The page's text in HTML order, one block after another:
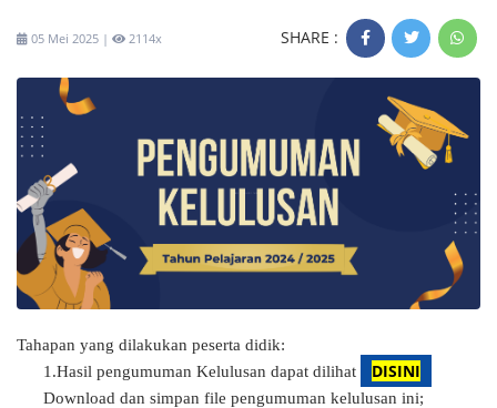
05 Mei 2025 | 2114x SHARE :
Tahapan yang dilakukan peserta didik:
1.Hasil pengumuman Kelulusan dapat dilihat DISINI
Download dan simpan file pengumuman kelulusan ini;